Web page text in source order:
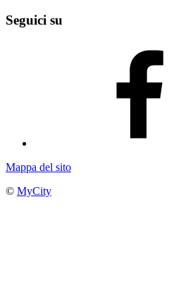
Seguici su
Mappa del sito
© MyCity